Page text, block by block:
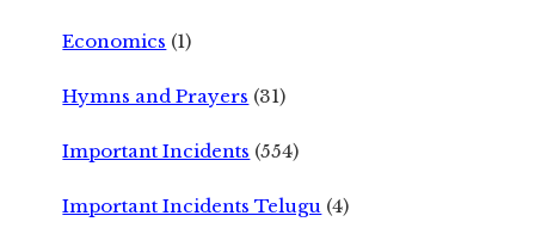
Economics (1)
Hymns and Prayers (31)
Important Incidents (554)
Important Incidents Telugu (4)